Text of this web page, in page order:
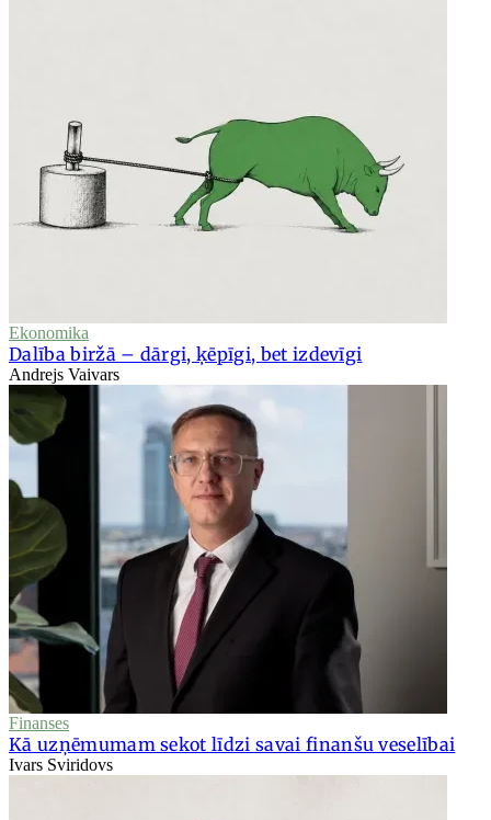
Ekonomika
Dalība biržā – dārgi, ķēpīgi, bet izdevīgi
Andrejs Vaivars
Finanses
Kā uzņēmumam sekot līdzi savai finanšu veselībai
Ivars Sviridovs